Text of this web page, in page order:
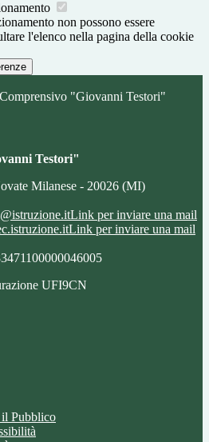
non possono essere
l'elenco nella pagina della cookie
"Giovanni Testori"
Testori"
Milanese - 20026 (MI)
Link per inviare una mail
Link per inviare una mail
UFI9CN
Pubblico